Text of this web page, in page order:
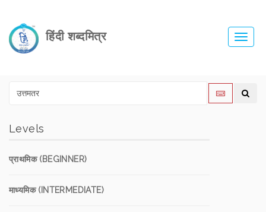
हिंदी शब्दमित्र
Levels
प्राथमिक (BEGINNER)
माध्यमिक (INTERMEDIATE)